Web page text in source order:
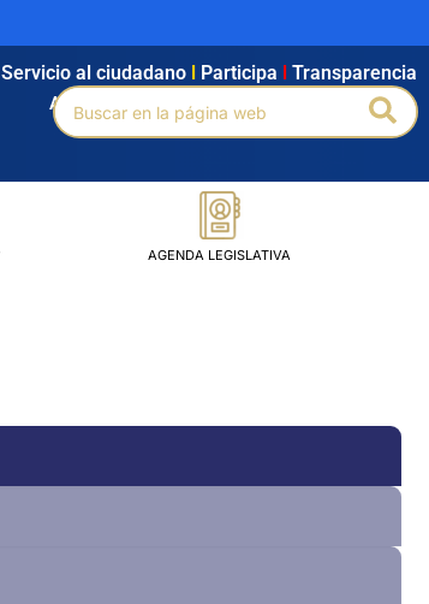
Agendamiento Intranet Búsqueda avanzada
Servicio al ciudadano Participa Transparencia
Buscar
por:
AGENDA LEGISLATIVA